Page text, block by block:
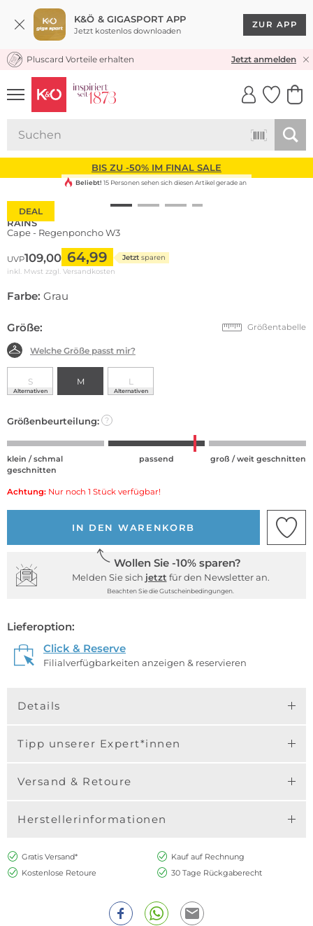
K&Ö & GIGASPORT APP
Jetzt kostenlos downloaden
ZUR APP
KOSTENLOSER VERSAND* & RÜCKVERSAND
Pluscard Vorteile erhalten Jetzt anmelden
UNSERE APP
CLICK &
BIS ZU -50% IM FINAL SALE
DEAL
Beliebt! 15 Personen sehen sich diesen Artikel gerade an
RAINS
Cape - Regenponcho W3
UVP109,00 64,99 Jetzt sparen
inkl. Mwst zzgl. Versandkosten
Farbe: Grau
Größe: Größentabelle
Welche Größe passt mir?
S
Alternativen
M L
Alternativen
Größenbeurteilung: ?
klein / schmal
geschnitten
passend groß / weit geschnitten
Achtung: Nur noch 1 Stück verfügbar!
IN DEN WARENKORB
Wollen Sie -10% sparen?
Melden Sie sich jetzt für den Newsletter an.
Beachten Sie die Gutscheinbedingungen.
Lieferoption:
Click & Reserve
Filialverfügbarkeiten anzeigen & reservieren
Details
Tipp unserer Expert*innen
Versand & Retoure
Herstellerinformationen
Gratis Versand*
Kauf auf Rechnung
Kostenlose Retoure
30 Tage Rückgaberecht